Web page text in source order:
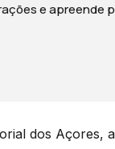
e apreende
dos Açores,